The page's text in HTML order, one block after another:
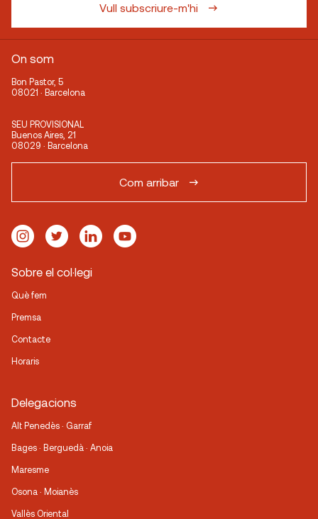
Vull subscriure-m'hi
On som
Bon Pastor, 5
08021 · Barcelona
SEU PROVISIONAL
Buenos Aires, 21
08029 · Barcelona
Com arribar
Sobre el col·legi
Què fem
Premsa
Contacte
Horaris
Delegacions
Alt Penedès · Garraf
Bages · Berguedà · Anoia
Maresme
Osona · Moianès
Vallès Oriental